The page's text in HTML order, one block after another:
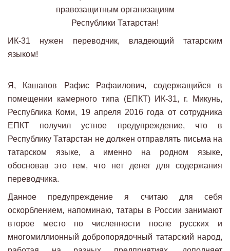
правозащитным организациям
Республики Татарстан!
ИК-31 нужен переводчик, владеющий татарским
языком!
Я, Кашапов Рафис Рафаилович, содержащийся в
помещении камерного типа (ЕПКТ) ИК-31, г. Микунь,
Республика Коми, 19 апреля 2016 года от сотрудника
ЕПКТ получил устное предупреждение, что в
Республику Татарстан не должен отправлять письма на
татарском языке, а именно на родном языке,
обосновав это тем, что нет денег для содержания
переводчика.
Данное предупреждение я считаю для себя
оскорблением, напоминаю, татары в России занимают
второе место по численности после русских и
многомиллионный добропорядочный татарский народ,